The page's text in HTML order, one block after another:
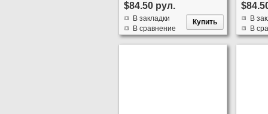
$84.50 рул.
В закладки
В сравнение
В
В